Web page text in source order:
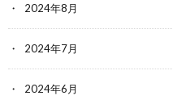
2024年8月
2024年7月
2024年6月